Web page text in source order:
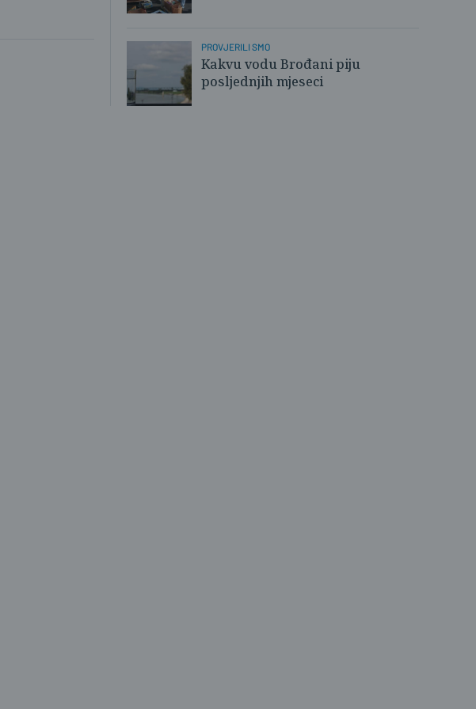
PROVJERILI SMO
Kakvu vodu Brođani piju
posljednjih mjeseci